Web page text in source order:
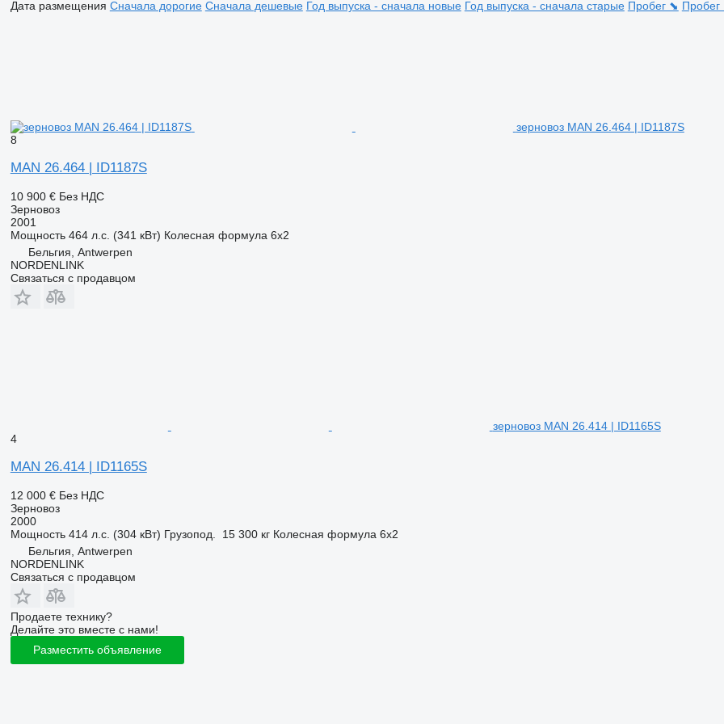
Дата размещения Сначала дорогие Сначала дешевые Год выпуска - сначала новые Год выпуска - сначала старые Пробег ⬊
зерновоз MAN 26.464 | ID1187S
8
MAN 26.464 | ID1187S
10 900 € Без НДС
Зерновоз
2001
Мощность 464 л.с. (341 кВт) Колесная формула 6x2
Бельгия, Antwerpen
NORDENLINK
Связаться с продавцом
зерновоз MAN 26.414 | ID1165S
4
MAN 26.414 | ID1165S
12 000 € Без НДС
Зерновоз
2000
Мощность 414 л.с. (304 кВт) Грузопод. 15 300 кг Колесная формула 6x2
Бельгия, Antwerpen
NORDENLINK
Связаться с продавцом
Продаете технику?
Делайте это вместе с нами!
Разместить объявление